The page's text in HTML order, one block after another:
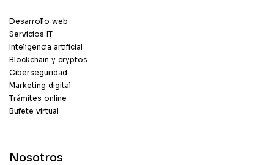
Desarrollo web
Servicios IT
Inteligencia artificial
Blockchain y cryptos
Ciberseguridad
Marketing digital
Trámites online
Bufete virtual
Nosotros